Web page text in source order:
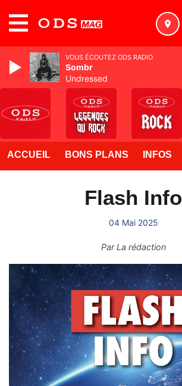
ACCUEIL BONS PLANS INFOS
Flash Info
04 Mai 2025
ParLa rédaction
VOUS ÉCOUTEZ ODS RADIO
Sombr
Undressed